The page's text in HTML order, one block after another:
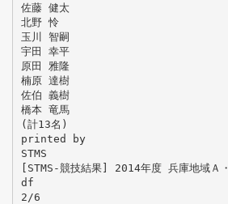
佐藤 健太
北野 怜
玉川 智嗣
宇田 幸平
原田 雅隆
楠原 達樹
佐伯 義樹
橋本 竜馬
(計13名)
printed by
STMS
[STMS-競技結果] 2014年度 兵庫地域Ａ
df
2/6